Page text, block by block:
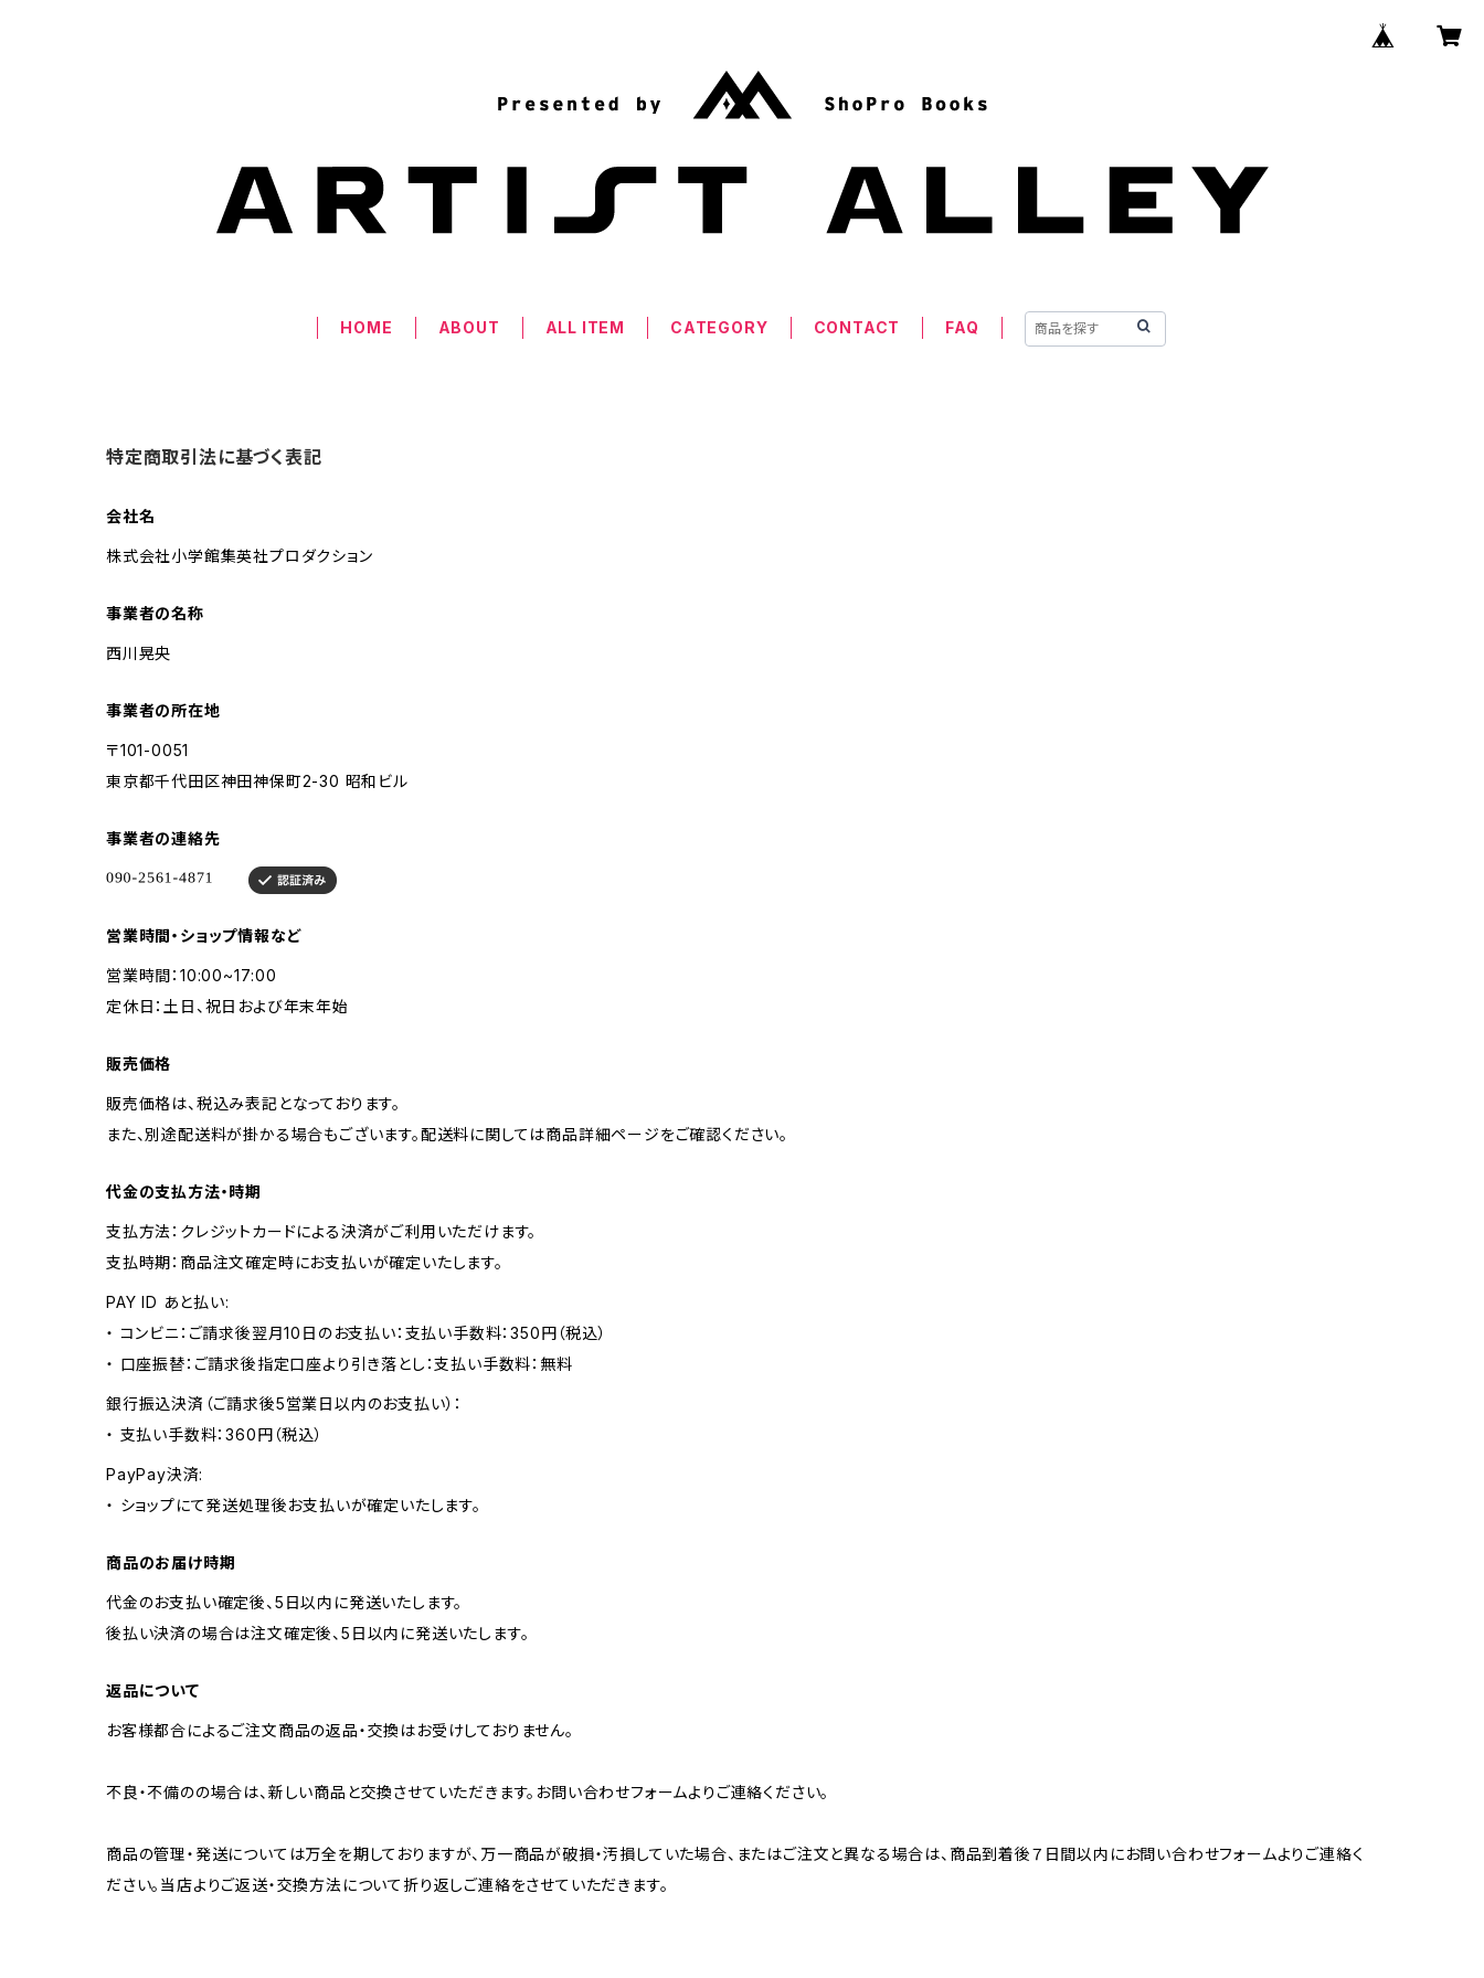
HOME ABOUT ALL ITEM CATEGORY CONTACT FAQ
特定商取引法に基づく表記
会社名
株式会社小学館集英社プロダクション
事業者の名称
西川晃央
事業者の所在地
〒101-0051
東京都千代田区神田神保町2-30 昭和ビル
事業者の連絡先
営業時間・ショップ情報など
営業時間：10:00~17:00
定休日：土日、祝日および年末年始
販売価格
販売価格は、税込み表記となっております。
また、別途配送料が掛かる場合もございます。配送料に関しては商品詳細ページをご確認ください。
代金の支払方法・時期
支払方法：クレジットカードによる決済がご利用いただけます。
支払時期：商品注文確定時にお支払いが確定いたします。
PAY ID あと払い:
・ コンビニ：ご請求後翌月10日のお支払い：支払い手数料：350円（税込）
・ 口座振替：ご請求後指定口座より引き落とし：支払い手数料：無料
銀行振込決済（ご請求後5営業日以内のお支払い）：
・ 支払い手数料：360円（税込）
PayPay決済:
・ ショップにて発送処理後お支払いが確定いたします。
商品のお届け時期
代金のお支払い確定後、5日以内に発送いたします。
後払い決済の場合は注文確定後、5日以内に発送いたします。
返品について
お客様都合によるご注文商品の返品・交換はお受けしておりません。
不良・不備のの場合は、新しい商品と交換させていただきます。お問い合わせフォームよりご連絡ください。
商品の管理・発送については万全を期しておりますが、万一商品が破損・汚損していた場合、またはご注文と異なる場合は、商品到着後７日間以内にお問い合わせフォームよりご連絡く
ださい。当店よりご返送・交換方法について折り返しご連絡をさせていただきます。